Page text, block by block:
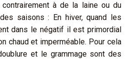
à de la laine ou du
saisons : En hiver, quand les
dans le négatif il est primordial
chaud et imperméable. Pour cela
et le grammage sont des